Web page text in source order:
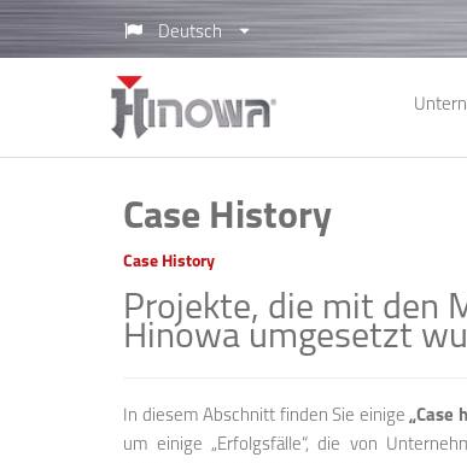
Deutsch
Case History
Case History
Projekte, die mit den
Hinowa umgesetzt
In diesem Abschnitt finden Sie einige„Case
um einige „Erfolgsfälle“, die von